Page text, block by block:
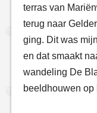
terras van
terug naar
ging. Dit was
en dat smaakt
wandeling De
beeldhouwen op